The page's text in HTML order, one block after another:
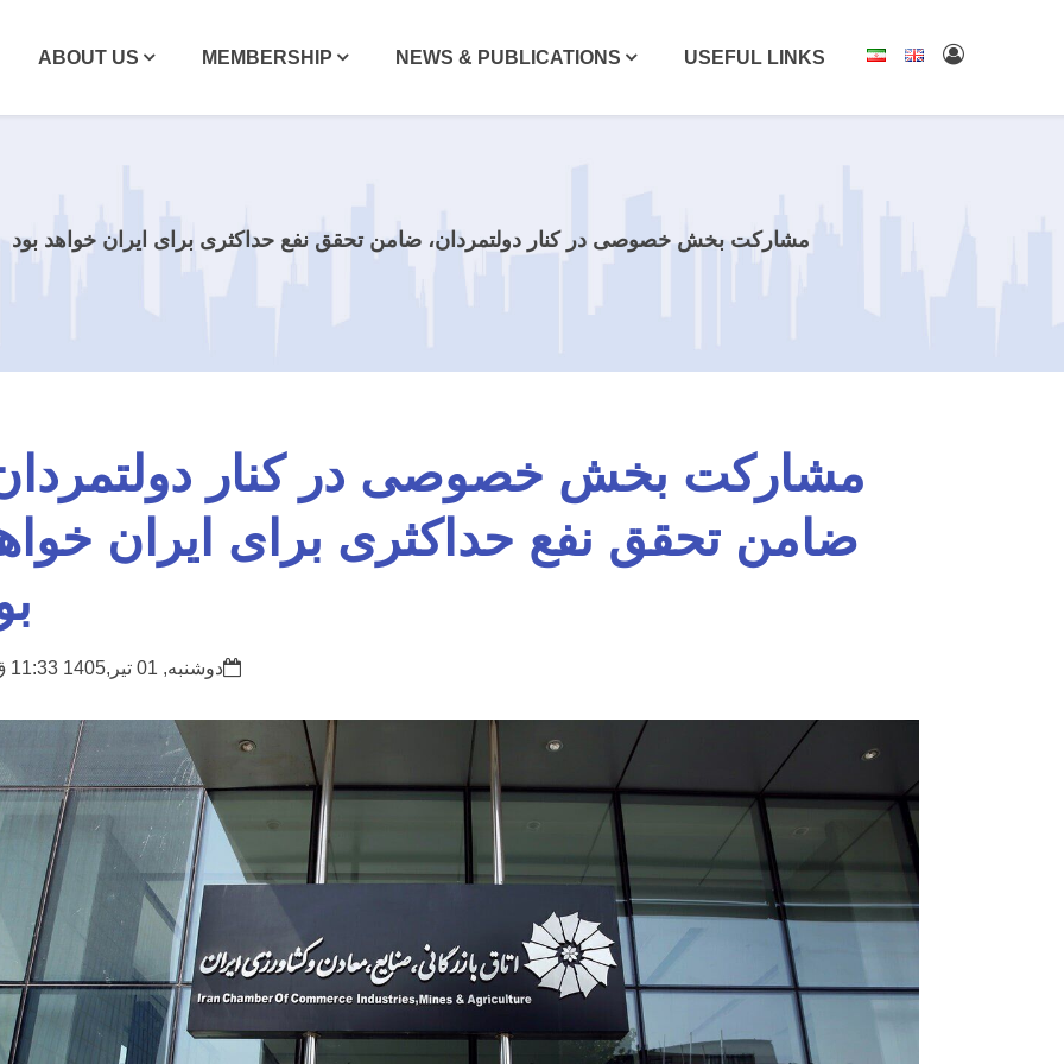
ABOUT US MEMBERSHIP NEWS & PUBLICATIONS USEFUL LINKS
مشارکت بخش خصوصی در کنار دولتمردان، ضامن تحقق نفع حداکثری برای ایران خواهد بود
مشارکت بخش خصوصی در کنار
ضامن تحقق نفع حداکثری برای ایران
دوشنبه, 01 تیر,1405 11:33 ق.ظ